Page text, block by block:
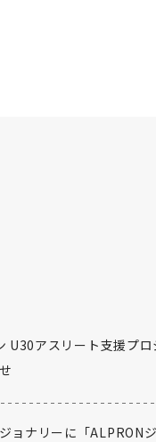
U30アスリート支援プロ
ョナリーに「ALPRON